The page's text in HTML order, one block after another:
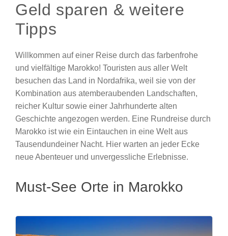
Geld sparen & weitere
Tipps
Willkommen auf einer Reise durch das farbenfrohe
und vielfältige Marokko! Touristen aus aller Welt
besuchen das Land in Nordafrika, weil sie von der
Kombination aus atemberaubenden Landschaften,
reicher Kultur sowie einer Jahrhunderte alten
Geschichte angezogen werden. Eine Rundreise durch
Marokko ist wie ein Eintauchen in eine Welt aus
Tausendundeiner Nacht. Hier warten an jeder Ecke
neue Abenteuer und unvergessliche Erlebnisse.
Must-See Orte in Marokko